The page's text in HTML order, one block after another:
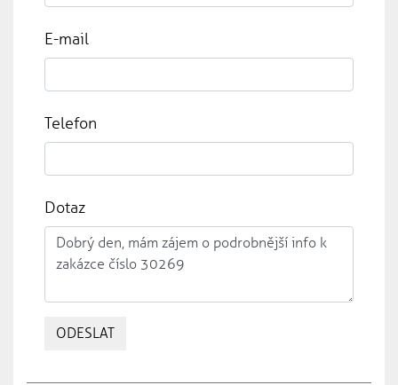
E-mail
Telefon
Dotaz
ODESLAT